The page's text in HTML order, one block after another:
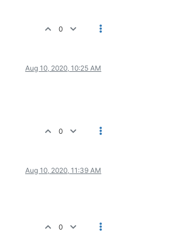
0
Aug 10, 2020, 10:25 AM
0
Aug 10, 2020, 11:39 AM
0